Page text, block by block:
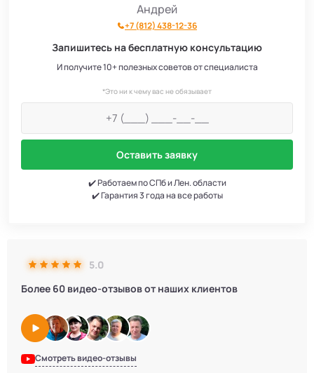
Андрей
+7 (812) 438-12-36
Запишитесь на бесплатную консультацию
И получите 10+ полезных советов от специалиста
*Это ни к чему вас не обязывает
Оставить заявку
✔️ Работаем по СПб и Лен. области
✔️ Гарантия 3 года на все работы
5.0
Более 60 видео-отзывов от наших клиентов
Смотреть видео-отзывы